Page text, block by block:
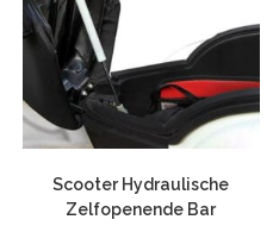
Scooter Hydraulische
Zelfopenende Bar